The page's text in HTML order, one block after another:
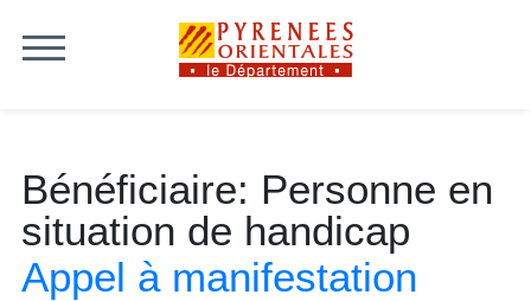
Bénéficiaire: Personne en
situation de handicap
Appel à manifestation